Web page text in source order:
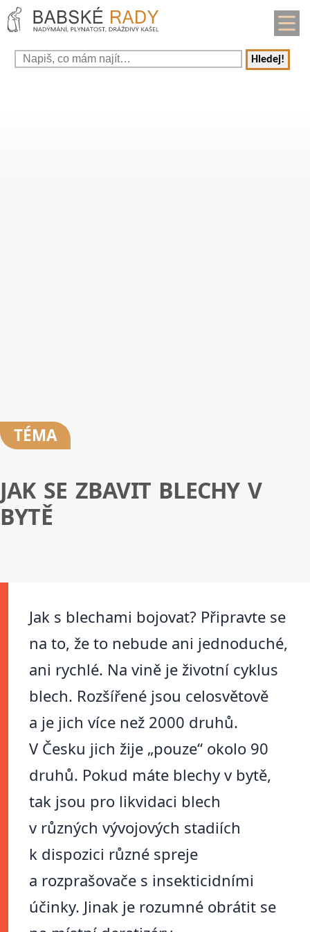
Hledej!
TÉMA
JAK SE ZBAVIT BLECHY V
BYTĚ
Jak s blechami bojovat? Připravte se
na to, že to nebude ani jednoduché,
ani rychlé. Na vině je životní cyklus
blech. Rozšířené jsou celosvětově
a je jich více než 2000 druhů.
V Česku jich žije „pouze“ okolo 90
druhů. Pokud máte blechy v bytě,
tak jsou pro likvidaci blech
v různých vývojových stadiích
k dispozici různé spreje
a rozprašovače s insekticidními
účinky. Jinak je rozumné obrátit se